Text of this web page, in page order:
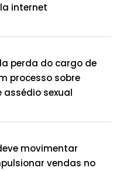
internet
perda do cargo de
processo sobre
assédio sexual
movimentar
vendas no